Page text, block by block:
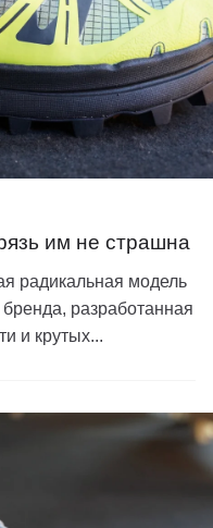
им не страшна
радикальная модель
разработанная
и крутых...